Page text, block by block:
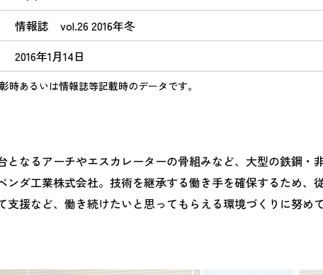
情報誌 vol.26 2016年冬
2016年1月14日
時あるいは情報誌等記載時のデータです。
となるアーチやエスカレーターの骨組みなど、大型の鉄鋼・
ンダ工業株式会社。技術を継承する働き手を確保するため、
支援など、働き続けたいと思ってもらえる環境づくりに努めて